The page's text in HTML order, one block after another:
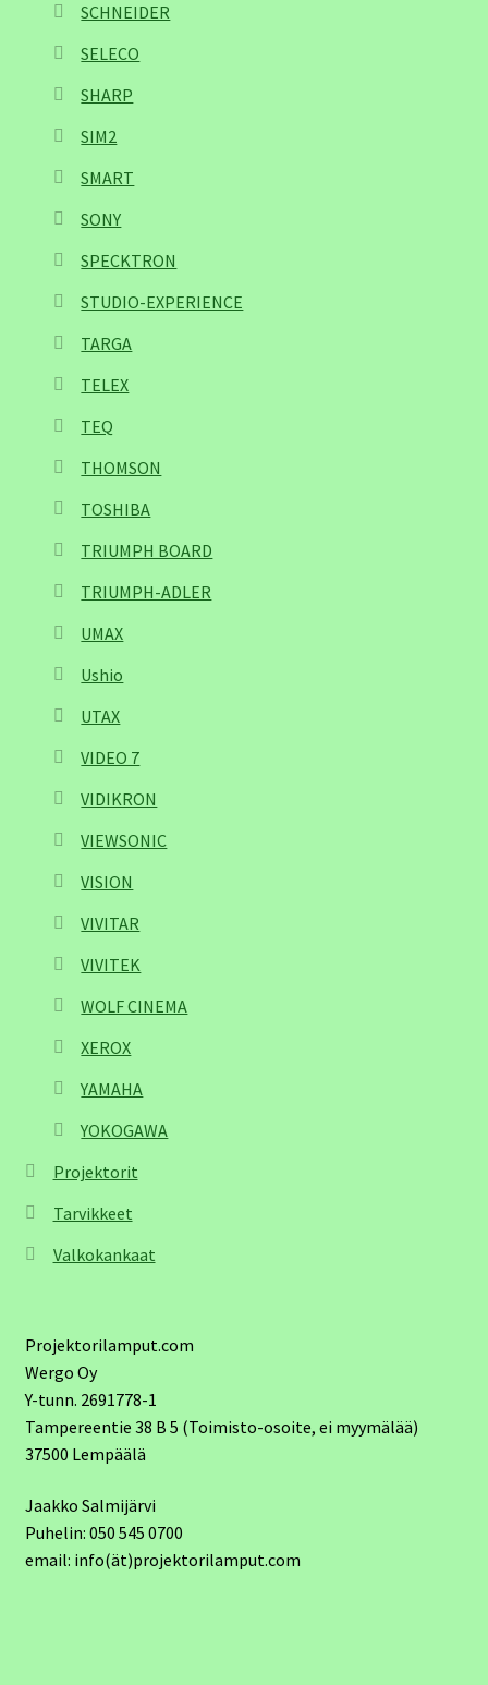
SCHNEIDER
SELECO
SHARP
SIM2
SMART
SONY
SPECKTRON
STUDIO-EXPERIENCE
TARGA
TELEX
TEQ
THOMSON
TOSHIBA
TRIUMPH BOARD
TRIUMPH-ADLER
UMAX
Ushio
UTAX
VIDEO 7
VIDIKRON
VIEWSONIC
VISION
VIVITAR
VIVITEK
WOLF CINEMA
XEROX
YAMAHA
YOKOGAWA
Projektorit
Tarvikkeet
Valkokankaat
Projektorilamput.com
Wergo Oy
Y-tunn. 2691778-1
Tampereentie 38 B 5 (Toimisto-osoite, ei myymälää)
37500 Lempäälä
Jaakko Salmijärvi
Puhelin: 050 545 0700
email: info(ät)projektorilamput.com